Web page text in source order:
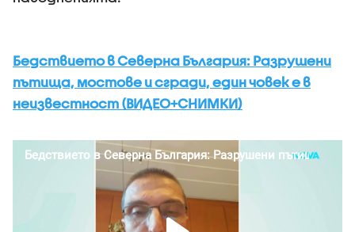
Бедствието в Северна България: Разрушени
пътища, мостове и сгради, един човек е в
неизвестност (ВИДЕО+СНИМКИ)